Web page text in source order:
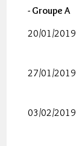
- Groupe A
20/01/2019
27/01/2019
03/02/2019